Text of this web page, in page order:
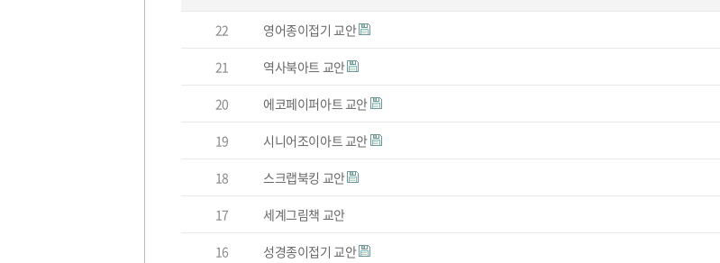
22 영어종이접기 교안
21 역사북아트 교안
20 에코페이퍼아트 교안
19 시니어조이아트 교안
18 스크랩북킹 교안
17 세계그림책 교안
16 성경종이접기 교안